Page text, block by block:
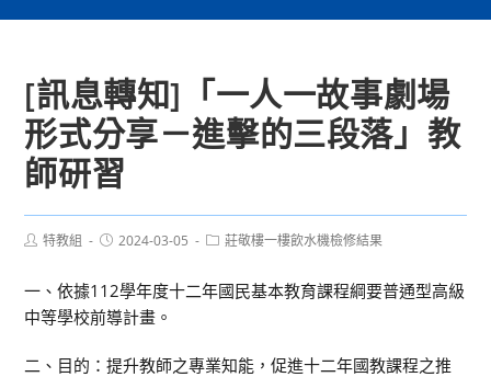
[訊息轉知]「一人一故事劇場
形式分享－進擊的三段落」教
師研習
Post特教組
Post2024-03-05
Post莊敬樓一樓飲水機檢修結果
一、依據112學年度十二年國民基本教育課程綱要普通型高級
中等學校前導計畫。
二、目的：提升教師之專業知能，促進十二年國教課程之推